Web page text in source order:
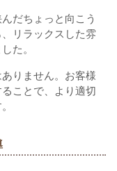
だちょっと向こう
リラックスした雰
た。
りません。お客様
ことで、より適切